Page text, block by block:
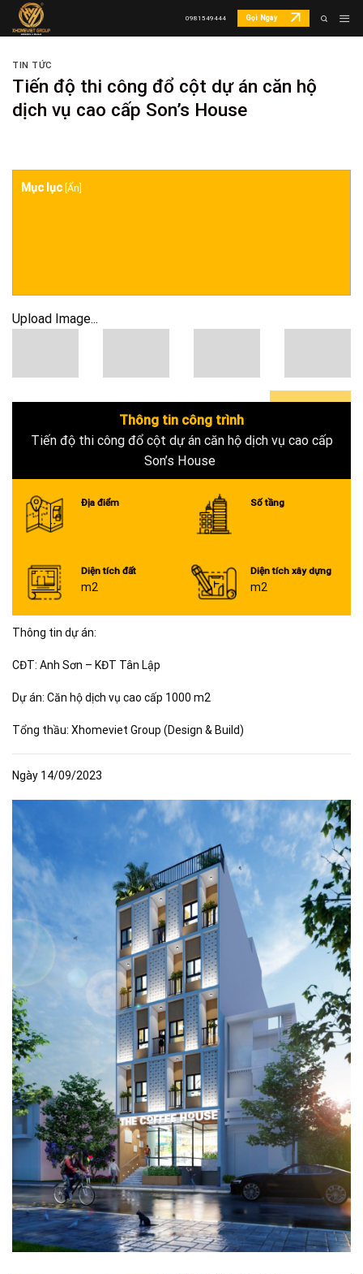
Skip
0981549444 Gọi Ngay
TIN TỨC
Tiến độ thi công đổ cột dự án căn hộ
dịch vụ cao cấp Son’s House
Mục lục Ẩn
Upload Image...
0+
Thông tin công trình
Tiến độ thi công đổ cột dự án căn hộ dịch vụ cao cấp
Son’s House
Địa điểm Số tầng
Diện tích đất
m2
Diện tích xây dựng
m2
Thông tin dự án:
CĐT: Anh Sơn – KĐT Tân Lập
Dự án: Căn hộ dịch vụ cao cấp 1000 m2
Tổng thầu: Xhomeviet Group (Design & Build)
Ngày 14/09/2023